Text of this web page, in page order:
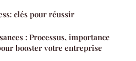
clés pour réussir
: Processus, importance
booster votre entreprise